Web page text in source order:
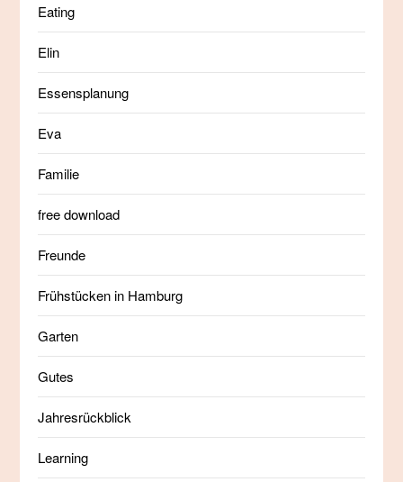
Eating
Elin
Essensplanung
Eva
Familie
free download
Freunde
Frühstücken in Hamburg
Garten
Gutes
Jahresrückblick
Learning